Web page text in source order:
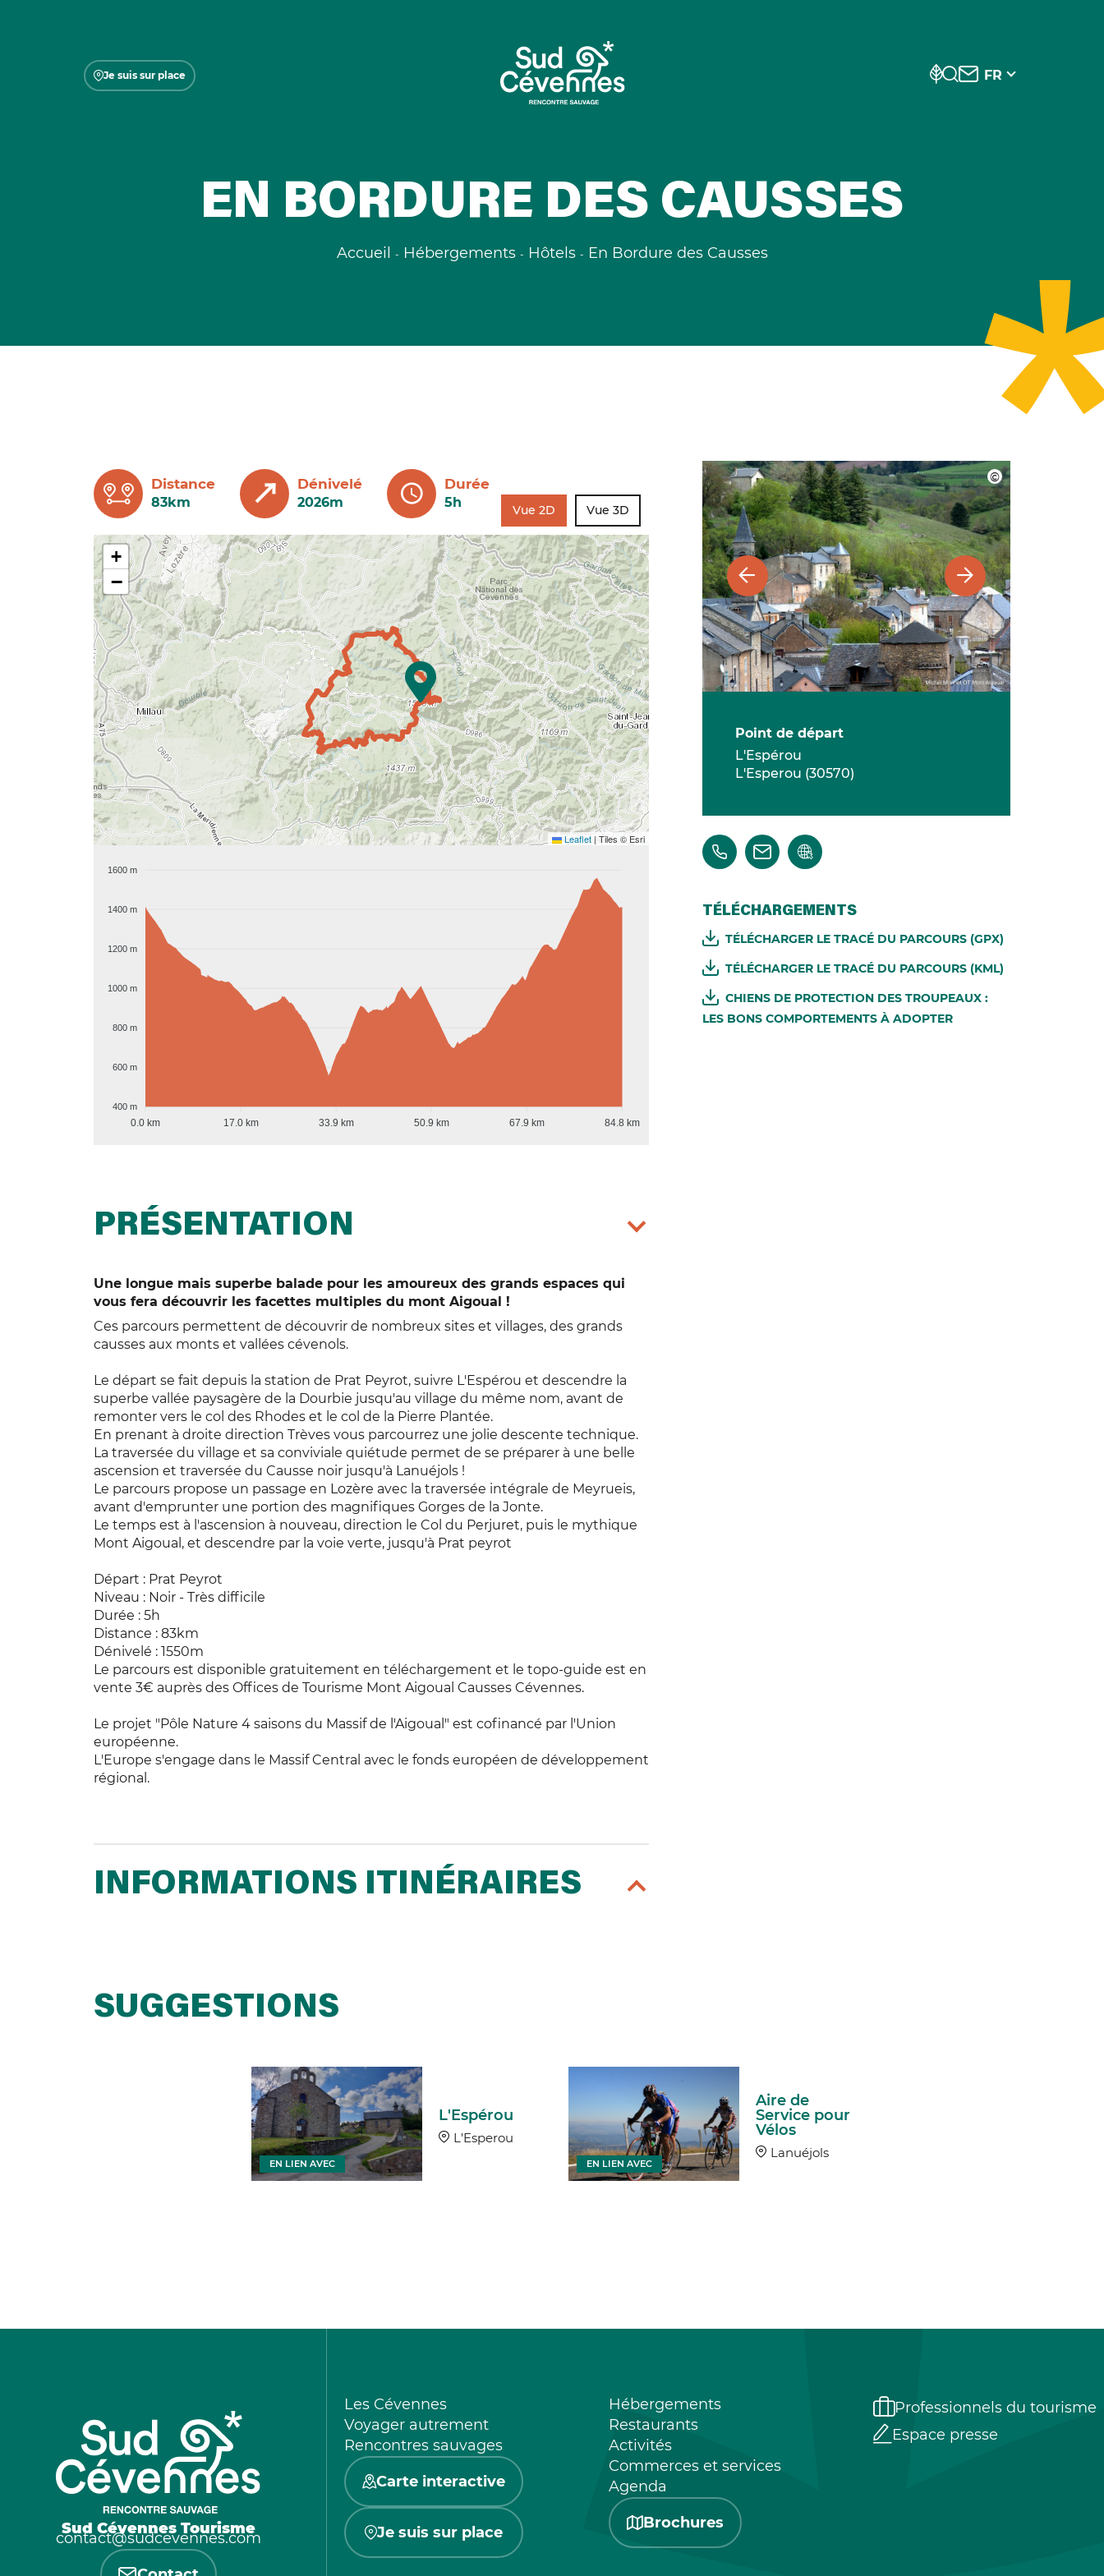
Je suis sur place FR
EN BORDURE DES CAUSSES
Accueil Hébergements Hôtels En Bordure des Causses
Distance
83km
Dénivelé
2026m
Durée
5h Vue 2D Vue 3D
+
−
Leaflet | Tiles © Esri
1600 m
1400 m
1200 m
1000 m
800 m
600 m
400 m
0.0 km 17.0 km 33.9 km 50.9 km 67.9 km 84.8 km
PRÉSENTATION
Une longue mais superbe balade pour les amoureux des grands espaces qui
vous fera découvrir les facettes multiples du mont Aigoual !
Ces parcours permettent de découvrir de nombreux sites et villages, des grands
causses aux monts et vallées cévenols.
Le départ se fait depuis la station de Prat Peyrot, suivre L'Espérou et descendre la
superbe vallée paysagère de la Dourbie jusqu'au village du même nom, avant de
remonter vers le col des Rhodes et le col de la Pierre Plantée.
En prenant à droite direction Trèves vous parcourrez une jolie descente technique.
La traversée du village et sa conviviale quiétude permet de se préparer à une belle
ascension et traversée du Causse noir jusqu'à Lanuéjols !
Le parcours propose un passage en Lozère avec la traversée intégrale de Meyrueis,
avant d'emprunter une portion des magnifiques Gorges de la Jonte.
Le temps est à l'ascension à nouveau, direction le Col du Perjuret, puis le mythique
Mont Aigoual, et descendre par la voie verte, jusqu'à Prat peyrot
Départ : Prat Peyrot
Niveau : Noir - Très difficile
Durée : 5h
Distance : 83km
Dénivelé : 1550m
Le parcours est disponible gratuitement en téléchargement et le topo-guide est en
vente 3€ auprès des Offices de Tourisme Mont Aigoual Causses Cévennes.
Le projet "Pôle Nature 4 saisons du Massif de l'Aigoual" est cofinancé par l'Union
européenne.
L'Europe s'engage dans le Massif Central avec le fonds européen de développement
régional.
INFORMATIONS ITINÉRAIRES
Point de départ
L'Espérou
L'Esperou (30570)
TÉLÉCHARGEMENTS
TÉLÉCHARGER LE TRACÉ DU PARCOURS (GPX)
TÉLÉCHARGER LE TRACÉ DU PARCOURS (KML)
CHIENS DE PROTECTION DES TROUPEAUX :
LES BONS COMPORTEMENTS À ADOPTER
SUGGESTIONS
L'Espérou
L'Esperou
EN LIEN AVEC
Aire de
Service pour
Vélos
Lanuéjols
EN LIEN AVEC
Sud Cévennes Tourisme
contact@sudcevennes.com
Les Cévennes
Voyager autrement
Rencontres sauvages
Carte interactive
Je suis sur place
Hébergements
Restaurants
Activités
Commerces et services
Agenda
Brochures
Professionnels du tourisme
Espace presse